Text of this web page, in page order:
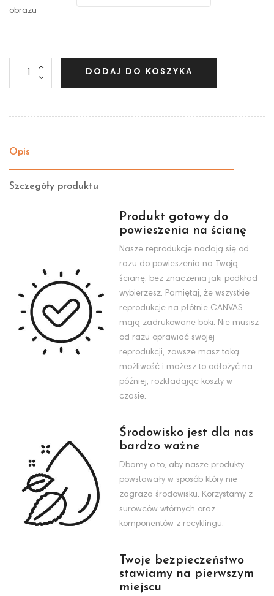
obrazu
DODAJ DO KOSZYKA
Opis
Szczegóły produktu
Produkt gotowy do
powieszenia na ścianę
Nasze reprodukcje nadają się od
razu do powieszenia na Twoją
ścianę, bez znaczenia jaki podkład
wybierzesz. Pamiętaj, że wszystkie
reprodukcje na płótnie CANVAS
mają zadrukowane boki. Nie musisz
od razu oprawiać swojej
reprodukcji, zawsze masz taką
możliwość i możesz to odłożyć na
później, rozkładając koszty w
czasie.
Środowisko jest dla nas
bardzo ważne
Dbamy o to, aby nasze produkty
powstawały w sposób który nie
zagraża środowisku. Korzystamy z
surowców wtórnych oraz
komponentów z recyklingu.
Twoje bezpieczeństwo
stawiamy na pierwszym
miejscu